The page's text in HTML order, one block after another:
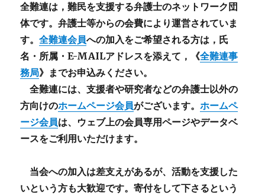
全難連は，難民を支援する弁護士のネットワーク団
体です。弁護士等からの会費により運営されていま
す。全難連会員への加入をご希望される方は，氏
名・所属・E-MAILアドレスを添えて，《全難連事
務局》までお申込みください。
全難連には、支援者や研究者などの弁護士以外の
方向けのホームページ会員がございます。ホームペ
ージ会員は、ウェブ上の会員専用ページやデータベ
ースをご利用いただけます。
当会への加入は差支えがあるが、活動を支援した
いという方も大歓迎です。寄付をして下さるという